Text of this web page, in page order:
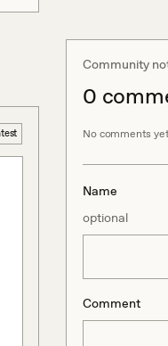
Community
0
No comments
Name
optional
Comment